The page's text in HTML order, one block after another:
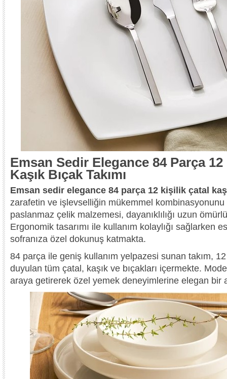
Emsan Sedir Elegance 84 Parça
Kaşık Bıçak Takımı
Emsan sedir elegance 84 parça 12 kişilik çatal
zarafetin ve işlevselliğin mükemmel
paslanmaz çelik malzemesi, dayanıklılığı uzun
Ergonomik tasarımı ile kullanım kolaylığı sağlarken
sofranıza özel dokunuş katmakta.
84 parça ile geniş kullanım yelpazesi sunan takım,
duyulan tüm çatal, kaşık ve bıçakları içermekte.
araya getirerek özel yemek deneyimlerine elegan bir